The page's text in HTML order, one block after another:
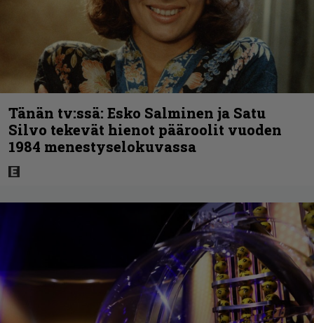
Tänän tv:ssä: Esko Salminen ja Satu
Silvo tekevät hienot pääroolit vuoden
1984 menestyselokuvassa